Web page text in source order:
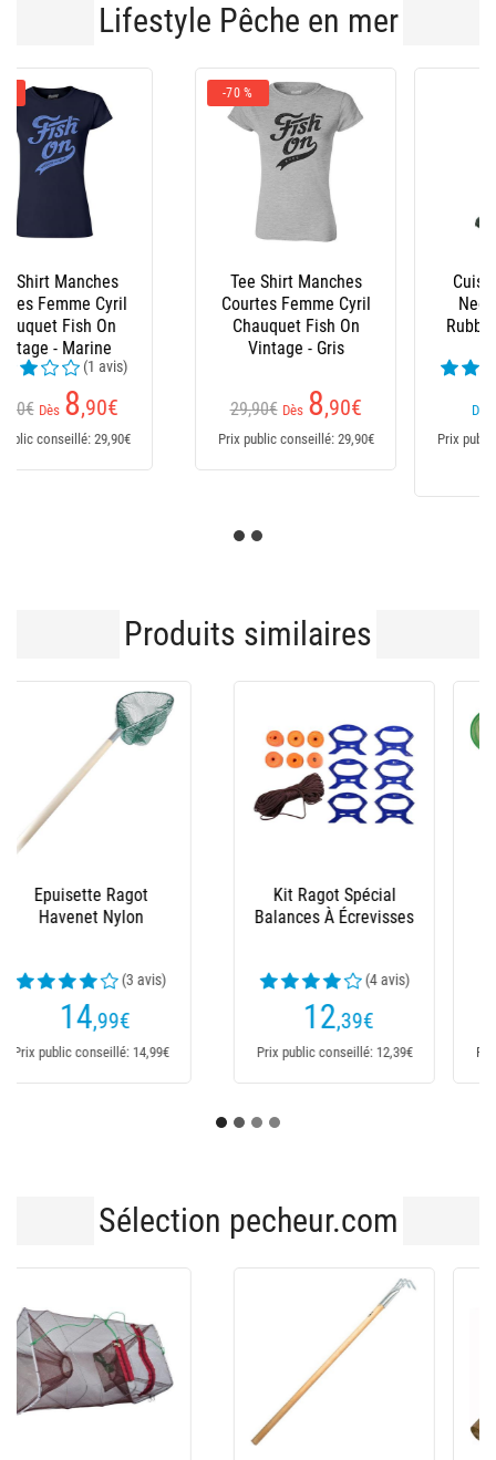
Lifestyle Pêche en mer
Cuissardes Ragot
Neoprene-Lined
Rubber Hip Waders
Dès 91
Prix public conseillé: 91,69€
-10 %
Bottes Homme Le
Chameau - Marine
(23 avis)
151
Prix public conseillé: 170€
Produits similaires
Bouqueteau Ragot
Telescopique
(3 avis)
13,89
Prix public conseillé: 13,89€
Bichette Flashmer -
Manche Alu
(6 avis)
55,95
Prix public conseillé: 55,95€
Sélection pecheur.com